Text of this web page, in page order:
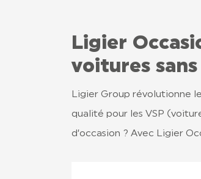
Ligier
voitures
Ligier Group révolutionne
qualité pour les VSP
d’occasion ? Avec Ligier